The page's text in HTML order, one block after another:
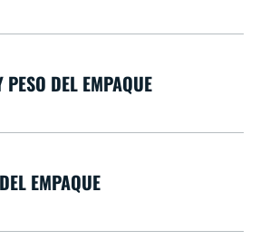
DEL EMPAQUE
EMPAQUE